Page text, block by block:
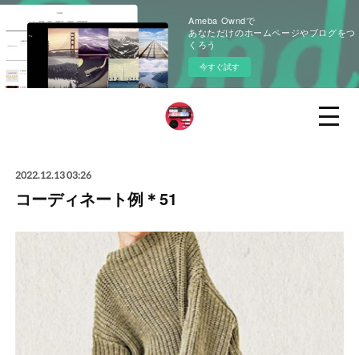
Ameba Owndで
あなただけのホームページやブログをつ
くろう
今すぐ試す
2022.12.13 03:26
コーディネート例＊51